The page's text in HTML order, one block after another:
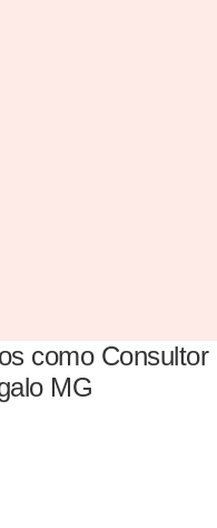
como Consultor
MG